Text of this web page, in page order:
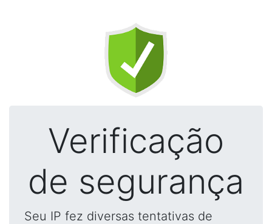
Verificação
de segurança
Seu IP fez diversas tentativas de